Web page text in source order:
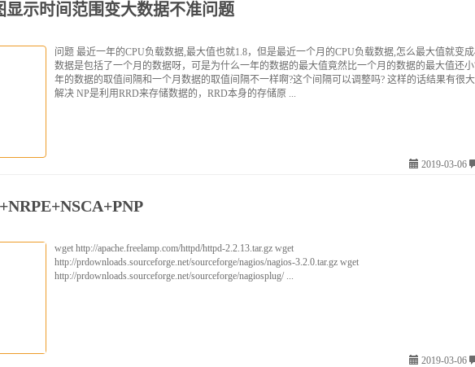
显示时间范围变大数据不准问题
问题 最近一年的CPU负载数据,最大值也就1.8，但是最近一个月的CPU负载数据,怎么最大值就变
数据是包括了一个月的数据呀，可是为什么一年的数据的最大值竟然比一个月的数据的最大值还
年的数据的取值间隔和一个月数据的取值间隔不一样啊?这个间隔可以调整吗? 这样的话结果有很
解决 NP是利用RRD来存储数据的，RRD本身的存储原 ...
2019-03-06
wget http://apache.freelamp.com/httpd/httpd-2.2.13.tar.gz wget
http://prdownloads.sourceforge.net/sourceforge/nagios/nagios-3.2.0.tar.gz wget
http://prdownloads.sourceforge.net/sourceforge/nagiosplug/ ...
2019-03-06